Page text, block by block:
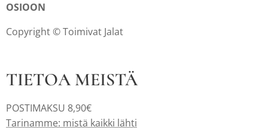
OSIOON
Copyright © Toimivat Jalat
TIETOA MEISTÄ
POSTIMAKSU 8,90€
Tarinamme: mistä kaikki lähti